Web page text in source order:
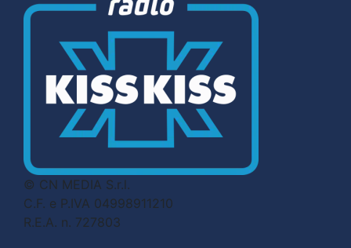
© CN MEDIA S.r.l.
C.F. e P.IVA 04998911210
R.E.A. n. 727803